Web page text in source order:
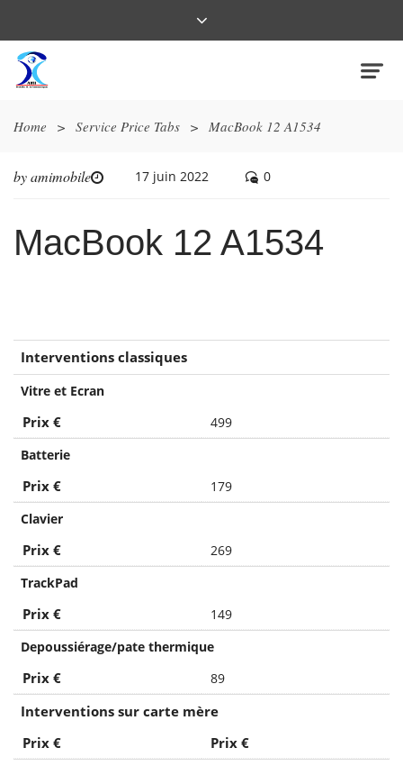
Home > Service Price Tabs > MacBook 12 A1534
byamimobile 17 juin 2022 0
MacBook 12 A1534
Interventions classiques
Vitre et Ecran
Prix €
499
Batterie
Prix €
179
Clavier
Prix €
269
TrackPad
Prix €
149
Depoussiérage/pate thermique
Prix € 89
Interventions sur carte mère
Prix €
Prix €